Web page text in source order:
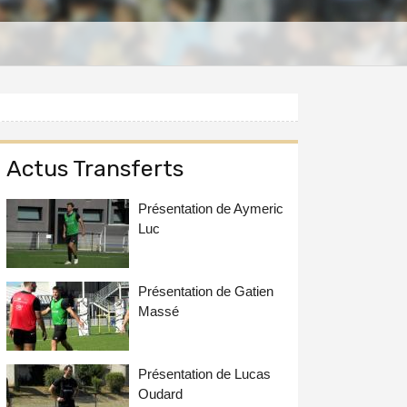
Actus Transferts
Présentation de Aymeric
Luc
Présentation de Gatien
Massé
Présentation de Lucas
Oudard